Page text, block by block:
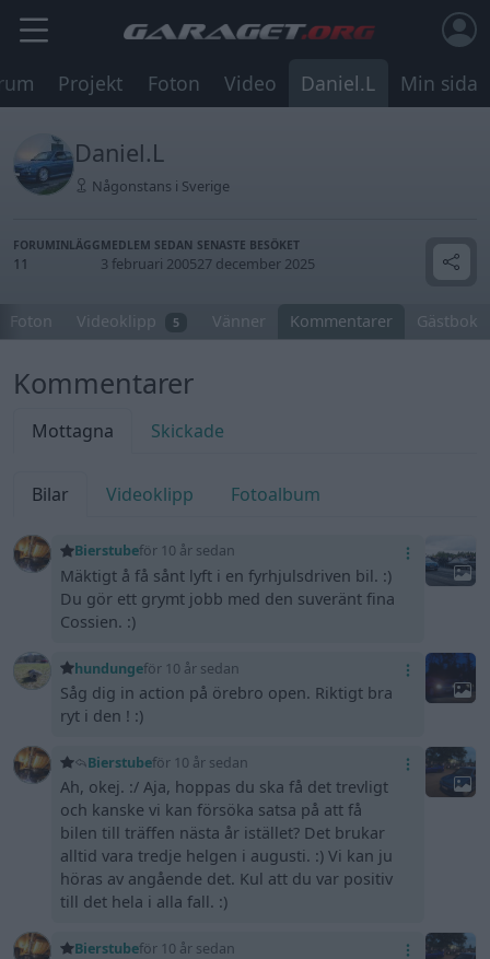
Projekt Foton Video Daniel.L Min sida
Daniel.L
Någonstans i Sverige
FORUMINLÄGG
11
MEDLEM SEDAN
3 februari 2005
SENASTE BESÖKET
27 december 2025
Foton Videoklipp 5 Vänner Kommentarer Gästbok
Kommentarer
Mottagna Skickade
Bilar Videoklipp Fotoalbum
Bierstubeför 10 år sedan
Mäktigt å få sånt lyft i en fyrhjulsdriven bil. :)
Du gör ett grymt jobb med den suveränt fina
Cossien. :)
hundungeför 10 år sedan
Såg dig in action på örebro open. Riktigt bra
ryt i den ! :)
Bierstubeför 10 år sedan
Ah, okej. :/ Aja, hoppas du ska få det trevligt
och kanske vi kan försöka satsa på att få
bilen till träffen nästa år istället? Det brukar
alltid vara tredje helgen i augusti. :) Vi kan ju
höras av angående det. Kul att du var positiv
till det hela i alla fall. :)
Bierstubeför 10 år sedan